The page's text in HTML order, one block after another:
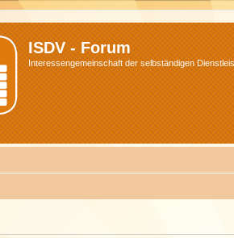
ISDV - Forum
Interessengemeinschaft der selbständigen